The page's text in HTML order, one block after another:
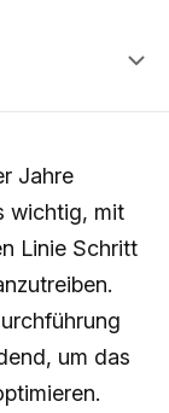
Jahre
wichtig, mit
Linie Schritt
um das